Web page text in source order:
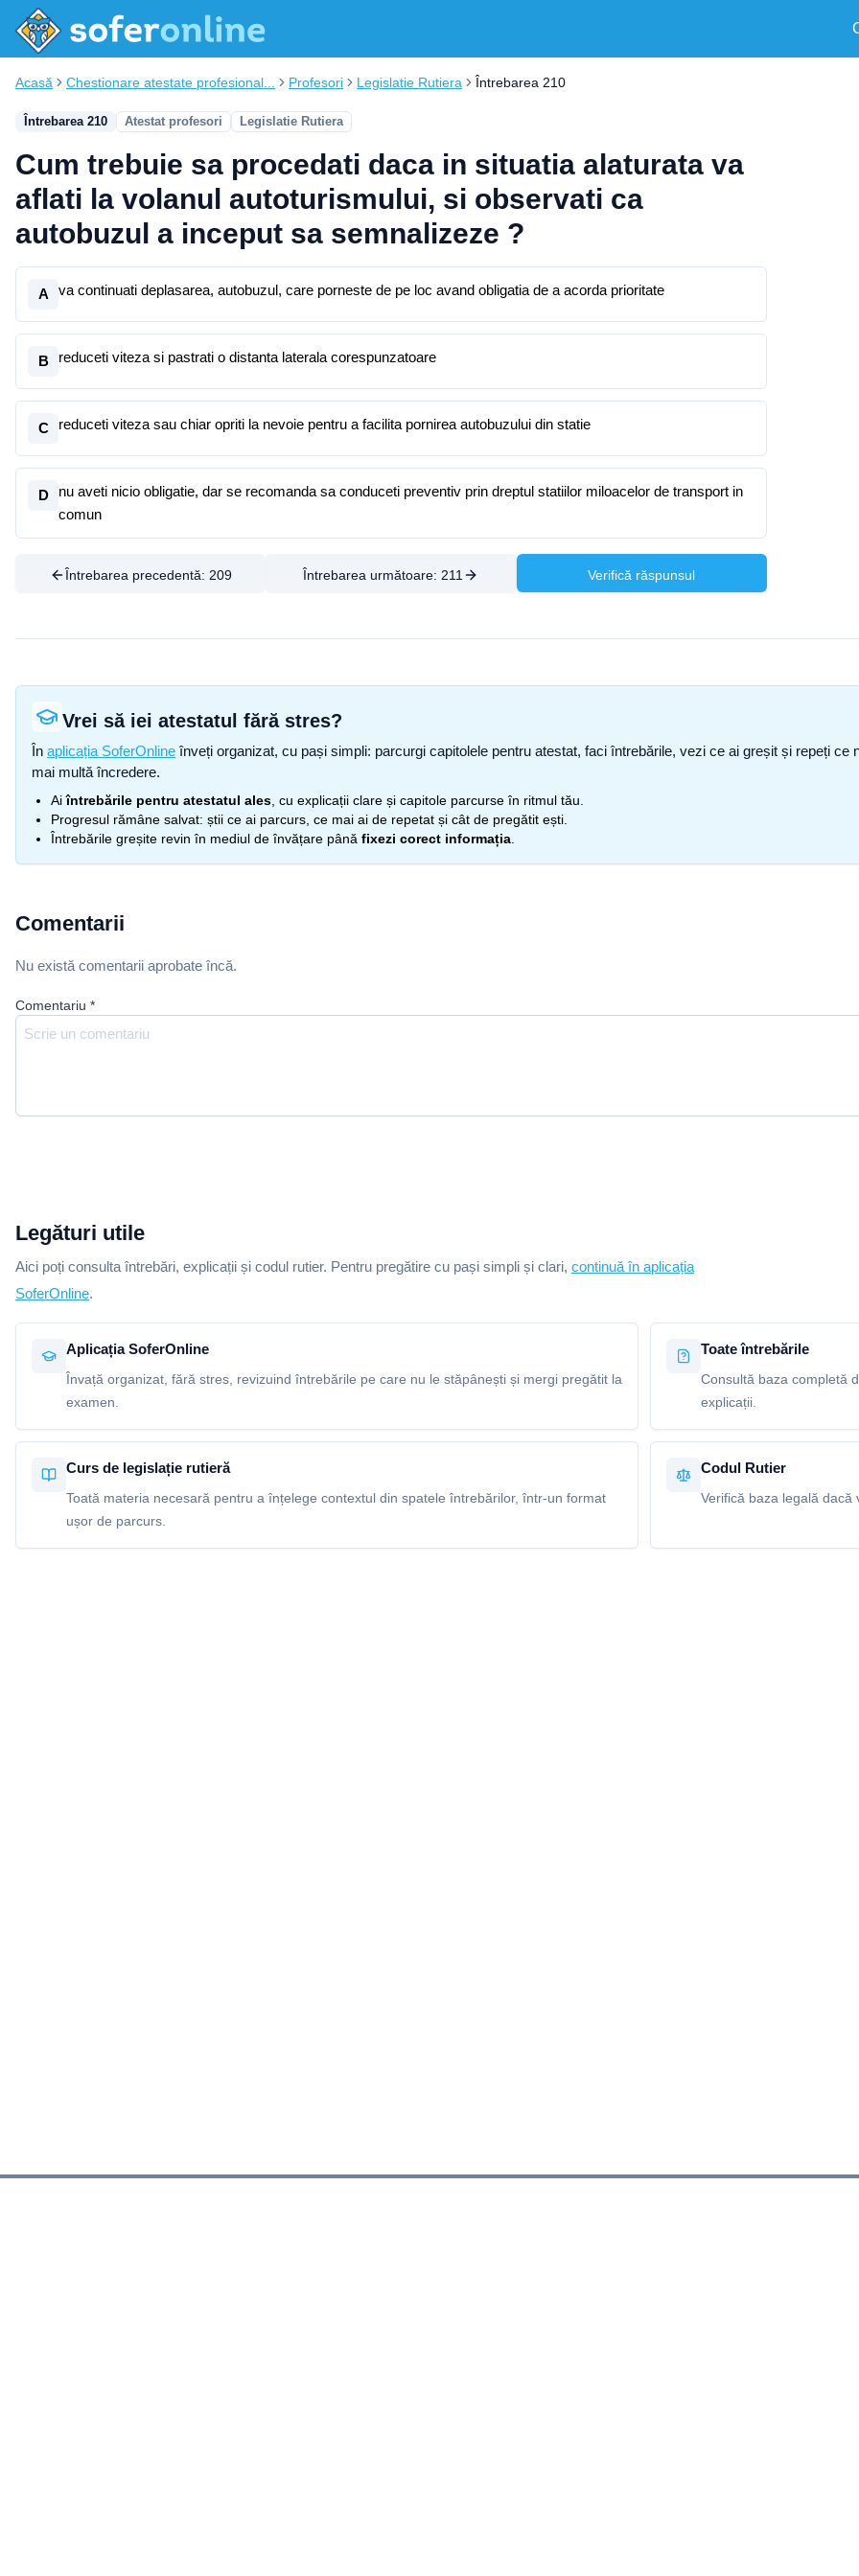
Acasă Chestionare atestate profesional... Profesori Legislatie Rutiera Întrebarea 210
Întrebarea 210 Atestat profesori Legislatie Rutiera
Cum trebuie sa procedati daca in situatia alaturata va
aflati la volanul autoturismului, si observati ca
autobuzul a inceput sa semnalizeze ?
A va continuati deplasarea, autobuzul, care porneste de pe loc avand obligatia de a acorda prioritate
B reduceti viteza si pastrati o distanta laterala corespunzatoare
C reduceti viteza sau chiar opriti la nevoie pentru a facilita pornirea autobuzului din statie
D
nu aveti nicio obligatie, dar se recomanda sa conduceti preventiv prin dreptul statiilor miloacelor de transport in
comun
Întrebarea precedentă: 209 Întrebarea următoare: 211 Verifică răspunsul
Vrei să iei atestatul fără stres?
În aplicația SoferOnline înveți organizat, cu pași simpli: parcurgi capitolele pentru atestat, faci întrebările, vezi ce ai greșit și repeți
mai multă încredere.
Aiîntrebările pentru atestatul ales , cu explicații clare și capitole parcurse în ritmul tău.
Progresul rămâne salvat: știi ce ai parcurs, ce mai ai de repetat și cât de pregătit ești.
Întrebările greșite revin în mediul de învățare până fixezi corect informația
Comentarii
Nu există comentarii aprobate încă.
Comentariu *
Legături utile
Aici poți consulta întrebări, explicații și codul rutier. Pentru pregătire cu pași simpli și clari, continuă în aplicația
SoferOnline.
Aplicația SoferOnline
Învață organizat, fără stres, revizuind întrebările pe care nu le stăpânești și mergi pregătit la
examen.
Toate întrebările
Consultă baza completă
explicații.
Curs de legislație rutieră
Toată materia necesară pentru a înțelege contextul din spatele întrebărilor, într-un format
ușor de parcurs.
Codul Rutier
Verifică baza legală dacă